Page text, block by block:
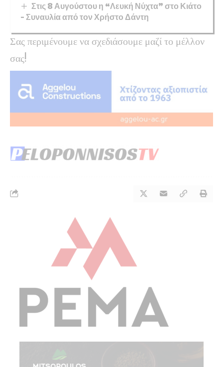
Στις 8 Αυγούστου η “Λευκή Νύχτα” στο Κιάτο
– Συναυλία από τον Χρήστο Δάντη
Σας περιμένουμε να σχεδιάσουμε μαζί το μέλλον
σας!